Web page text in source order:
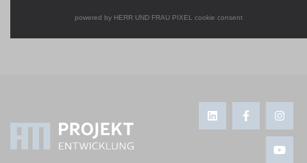
powered by HERR UND FRAU PIXEL cookie consent